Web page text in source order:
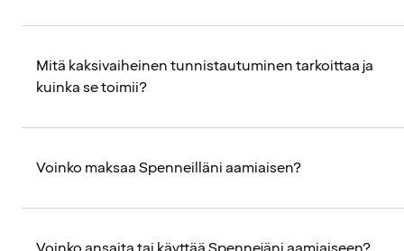
Mitä kaksivaiheinen tunnistautuminen tarkoittaa ja
kuinka se toimii?
Voinko maksaa Spenneilläni aamiaisen?